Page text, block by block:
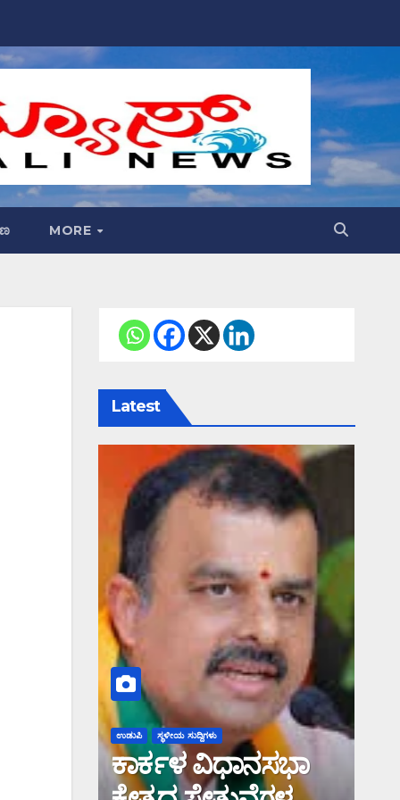
MORE
Latest
ಉಡುಪಿ ಸ್ಥಳೀಯ ಸುದ್ದಿಗಳು
ಕಾರ್ಕಳ ವಿಧಾನಸಭಾ